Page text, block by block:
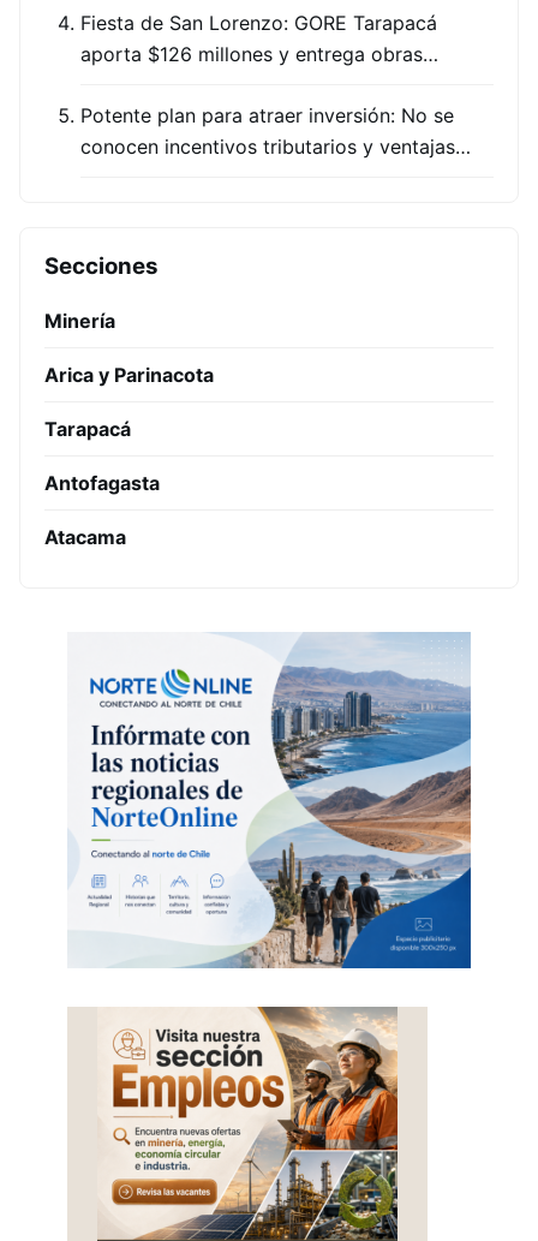
Fiesta de San Lorenzo: GORE Tarapacá
aporta $126 millones y entrega obras…
Potente plan para atraer inversión: No se
conocen incentivos tributarios y ventajas…
Secciones
Minería
Arica y Parinacota
Tarapacá
Antofagasta
Atacama